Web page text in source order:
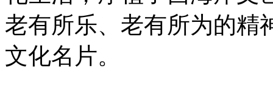
老有所乐、老有所为的精
文化名片。